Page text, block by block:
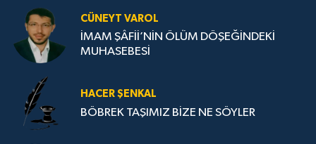
CÜNEYT VAROL
İMAM ŞÂFİİ’NİN ÖLÜM DÖŞEĞİNDEKİ
MUHASEBESİ
HACER ŞENKAL
BÖBREK TAŞIMIZ BİZE NE SÖYLER